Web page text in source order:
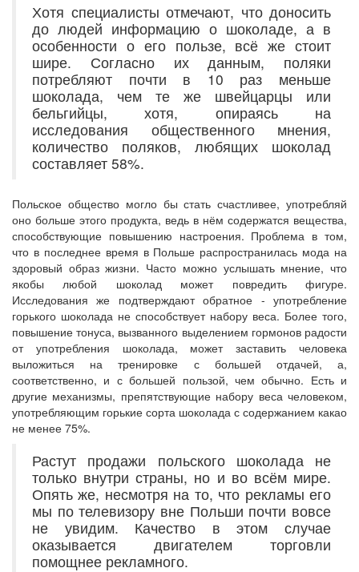
Хотя специалисты отмечают, что доносить
до людей информацию о шоколаде, а в
особенности о его пользе, всё же стоит
шире. Согласно их данным, поляки
потребляют почти в 10 раз меньше
шоколада, чем те же швейцарцы или
бельгийцы, хотя, опираясь на
исследования общественного мнения,
количество поляков, любящих шоколад
составляет 58%.
Польское общество могло бы стать счастливее, употребляй
оно больше этого продукта, ведь в нём содержатся вещества,
способствующие повышению настроения. Проблема в том,
что в последнее время в Польше распространилась мода на
здоровый образ жизни. Часто можно услышать мнение, что
якобы любой шоколад может повредить фигуре.
Исследования же подтверждают обратное - употребление
горького шоколада не способствует набору веса. Более того,
повышение тонуса, вызванного выделением гормонов радости
от употребления шоколада, может заставить человека
выложиться на тренировке с большей отдачей, а,
соответственно, и с большей пользой, чем обычно. Есть и
другие механизмы, препятствующие набору веса человеком,
употребляющим горькие сорта шоколада с содержанием какао
не менее 75%.
Растут продажи польского шоколада не
только внутри страны, но и во всём мире.
Опять же, несмотря на то, что рекламы его
мы по телевизору вне Польши почти вовсе
не увидим. Качество в этом случае
оказывается двигателем торговли
помощнее рекламного.